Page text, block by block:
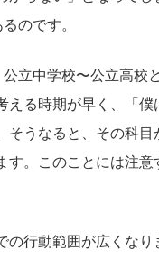
のです。
立中学校〜公立高校
える時期が早く、「僕
うなると、その科目
。このことには注意
行動範囲が広くなり